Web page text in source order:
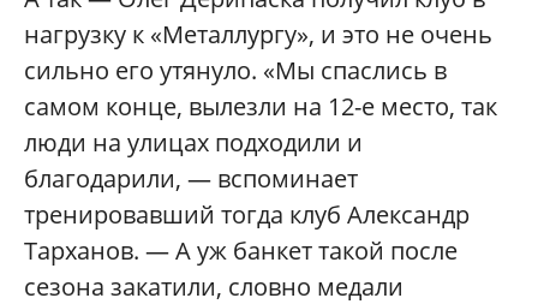
нагрузку к «Металлургу», и это не очень
сильно его утянуло. «Мы спаслись в
самом конце, вылезли на 12-е место, так
люди на улицах подходили и
благодарили, — вспоминает
тренировавший тогда клуб Александр
Тарханов. — А уж банкет такой после
сезона закатили, словно медали